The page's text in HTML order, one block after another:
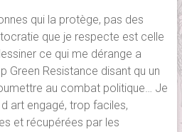
qui la protège, pas des
que je respecte est celle
ce qui me dérange a
Green Resistance disant qu un
au combat politique… Je
art engagé, trop faciles,
et récupérées par les